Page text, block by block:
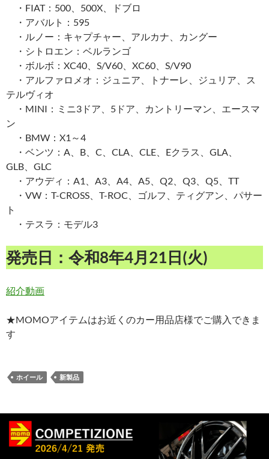
・FIAT：500、500X、ドブロ
・アバルト：595
・ルノー：キャプチャー、アルカナ、カングー
・シトロエン：ベルランゴ
・ボルボ：XC40、S/V60、XC60、S/V90
・アルファロメオ：ジュニア、トナーレ、ジュリア、ス
テルヴィオ
・MINI：ミニ3ドア、5ドア、カントリーマン、エースマ
ン
・BMW：X1～4
・ベンツ：A、B、C、CLA、CLE、Eクラス、GLA、
GLB、GLC
・アウディ：A1、A3、A4、A5、Q2、Q3、Q5、TT
・VW：T-CROSS、T-ROC、ゴルフ、ティグアン、パサー
ト
・テスラ：モデル3
発売日：令和8年4月21日(火)
紹介動画
★MOMOアイテムはお近くのカー用品店様でご購入できま
す
ホイール 新製品